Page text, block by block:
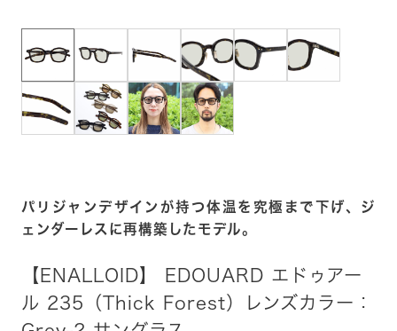
パリジャンデザインが持つ体温を究極まで下げ、ジ
ェンダーレスに再構築したモデル。
【ENALLOID】 EDOUARD エドゥアー
ル 235（Thick Forest）レンズカラー：